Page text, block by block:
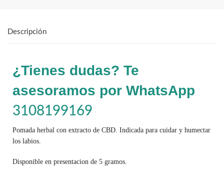
Descripción
¿Tienes dudas? Te
3108199169
Pomada herbal con extracto de CBD. Indicada para cuidar y humectar
los labios.
Disponible en presentacion de 5 gramos.